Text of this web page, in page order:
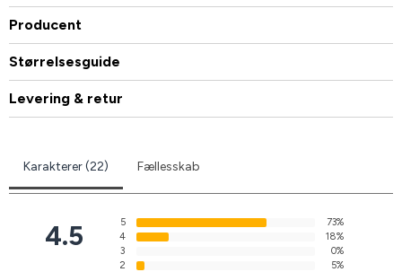
Producent
Størrelsesguide
Levering & retur
Karakterer (22) Fællesskab
4.5 5
73%
4
18%
3
0%
2
5%